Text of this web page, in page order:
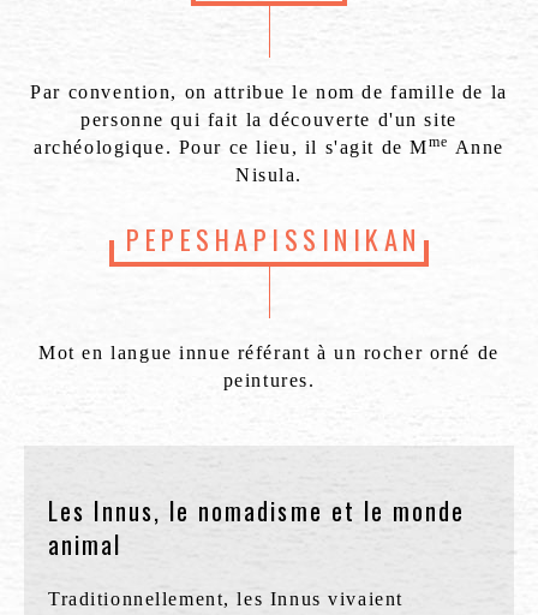
Par convention, on attribue le nom de famille de la
personne qui fait la découverte d'un site
archéologique. Pour ce lieu, il s'agit de Mme Anne
Nisula.
PEPESHAPISSINIKAN
Mot en langue innue référant à un rocher orné de
peintures.
Les Innus, le nomadisme et le monde
animal
Traditionnellement, les Innus vivaient